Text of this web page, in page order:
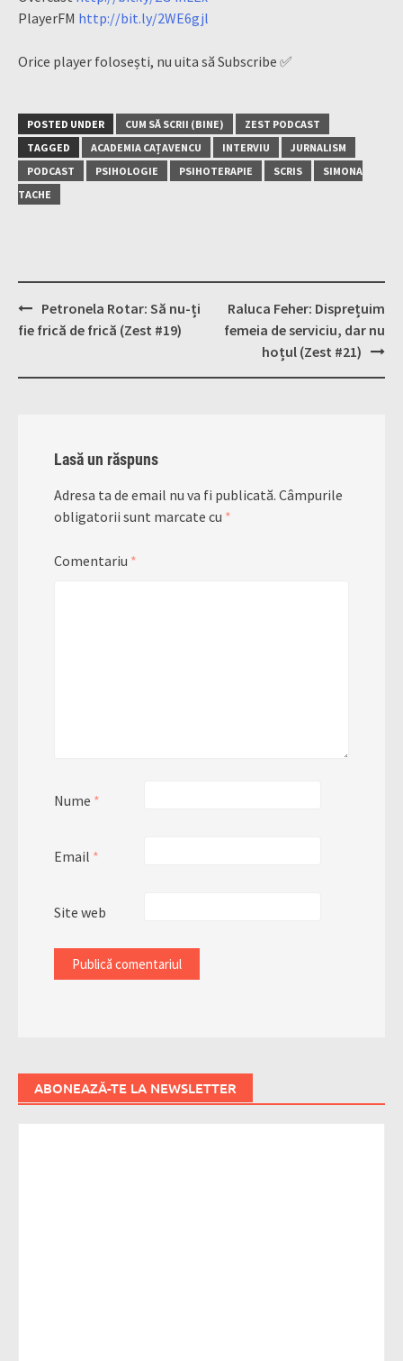
PlayerFM http://bit.ly/2WE6gjl
Orice player folosești, nu uita să Subscribe ✅
POSTED UNDER CUM SĂ SCRII (BINE)
ZEST PODCAST
TAGGED
ACADEMIA CAȚAVENCU INTERVIU
JURNALISM
PODCAST
PSIHOLOGIE PSIHOTERAPIE SCRIS
SIMONA
TACHE
Post
navigation
Petronela Rotar: Să nu-ți
fie frică de frică (Zest #19)
Raluca Feher: Disprețuim
femeia de serviciu, dar nu
hoțul (Zest #21)
Lasă un răspuns
Adresa ta de email nu va fi publicată. Câmpurile
obligatorii sunt marcate cu *
Comentariu *
Nume *
Email *
Site web
ABONEAZĂ-TE LA NEWSLETTER